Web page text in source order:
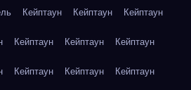
Кейптаун Кейптаун Кейптаун
Кейптаун Кейптаун Кейптаун
Кейптаун Кейптаун Кейптаун